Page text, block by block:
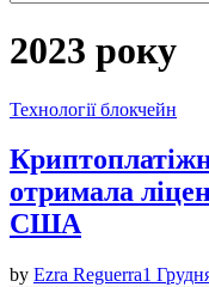
2023 року
Posted
Технології блокчейн
отримала
США
by Ezra Reguerra1